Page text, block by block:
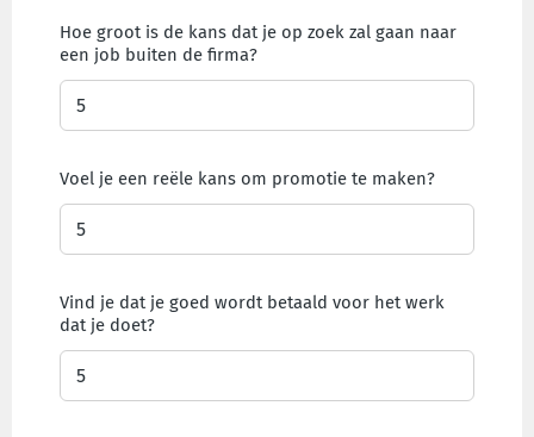
Hoe groot is de kans dat je op zoek zal gaan naar
een job buiten de firma?
Voel je een reële kans om promotie te maken?
Vind je dat je goed wordt betaald voor het werk
dat je doet?